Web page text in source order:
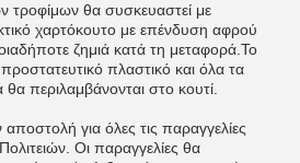
τροφίμων θα συσκευαστεί με
χαρτόκουτο με επένδυση αφρού
ζημιά κατά τη μεταφορά.Το
πλαστικό και όλα τα
περιλαμβάνονται στο κουτί.
για όλες τις παραγγελίες
Οι παραγγελίες θα